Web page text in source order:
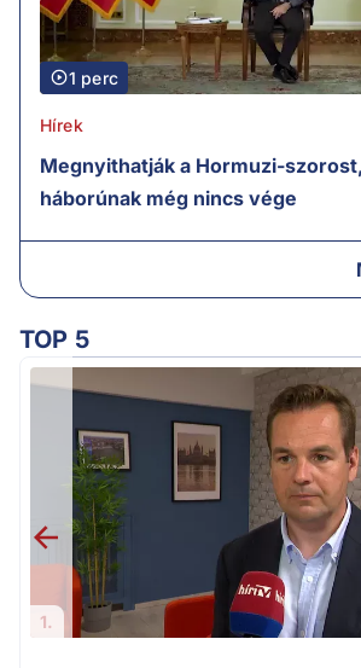
1 perc
Hírek
Megnyithatják a Hormuzi-
háborúnak még nincs vége
TOP 5
1.